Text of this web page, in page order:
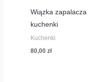
Wiązka zapalacza
kuchenki
Kuchenki
80,00zł